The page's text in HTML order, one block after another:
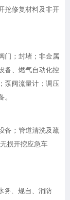
挖修复材料及非开
门；封堵；非金属
备、燃气自动化控
泵阀流量计；调压
备；管道清洗及疏
损开挖应急车
务、规自、消防